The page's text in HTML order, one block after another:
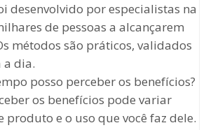
desenvolvido por especialistas na
de pessoas a alcançarem
métodos são práticos, validados
a dia.
posso perceber os benefícios?
os benefícios pode variar
produto e o uso que você faz dele.